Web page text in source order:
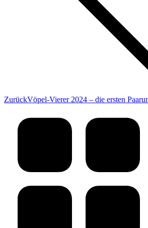
ZurückVorheriger
Vöpel-Vierer 2024 – die ersten